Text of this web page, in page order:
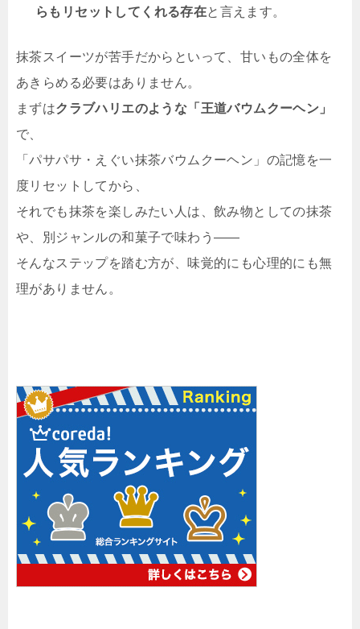
らもリセットしてくれる存在と言えます。
抹茶スイーツが苦手だからといって、甘いもの全体を
あきらめる必要はありません。
まずはクラブハリエのような「王道バウムクーヘン」
で、
「パサパサ・えぐい抹茶バウムクーヘン」の記憶を一
度リセットしてから、
それでも抹茶を楽しみたい人は、飲み物としての抹茶
や、別ジャンルの和菓子で味わう——
そんなステップを踏む方が、味覚的にも心理的にも無
理がありません。